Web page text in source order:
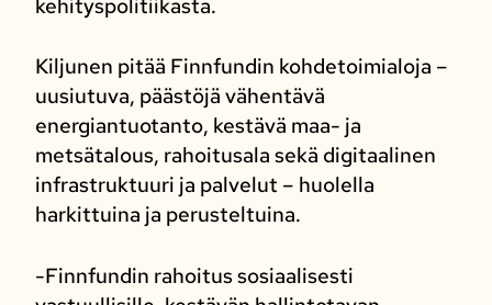
kehityspolitiikasta.
Kiljunen pitää Finnfundin kohdetoimialoja –
uusiutuva, päästöjä vähentävä
energiantuotanto, kestävä maa- ja
metsätalous, rahoitusala sekä digitaalinen
infrastruktuuri ja palvelut – huolella
harkittuina ja perusteltuina.
-Finnfundin rahoitus sosiaalisesti